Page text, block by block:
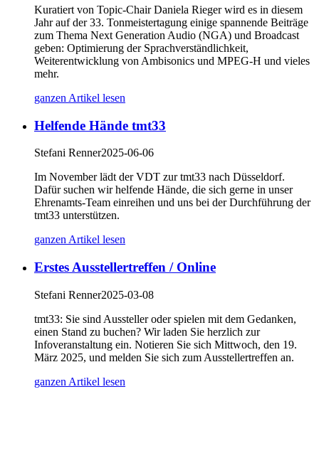
Kuratiert von Topic-Chair Daniela Rieger wird es in diesem
Jahr auf der 33. Tonmeistertagung einige spannende Beiträge
zum Thema Next Generation Audio (NGA) und Broadcast
geben: Optimierung der Sprachverständlichkeit,
Weiterentwicklung von Ambisonics und MPEG-H und vieles
mehr.
ganzen Artikel lesen
Helfende Hände tmt33
Stefani Renner2025-06-06
Im November lädt der VDT zur tmt33 nach Düsseldorf.
Dafür suchen wir helfende Hände, die sich gerne in unser
Ehrenamts-Team einreihen und uns bei der Durchführung der
tmt33 unterstützen.
ganzen Artikel lesen
Erstes Ausstellertreffen / Online
Stefani Renner2025-03-08
tmt33: Sie sind Aussteller oder spielen mit dem Gedanken,
einen Stand zu buchen? Wir laden Sie herzlich zur
Infoveranstaltung ein. Notieren Sie sich Mittwoch, den 19.
März 2025, und melden Sie sich zum Ausstellertreffen an.
ganzen Artikel lesen